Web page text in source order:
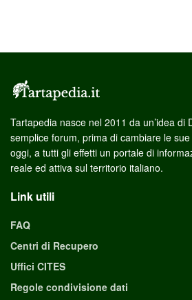
Tartapedia nasce nel 2011 da un’idea di
semplice forum, prima di cambiare le
oggi, a tutti gli effetti un portale di
reale ed attiva sul territorio italiano.
Link utili
FAQ
Centri di Recupero
Uffici CITES
Regole condivisione dati